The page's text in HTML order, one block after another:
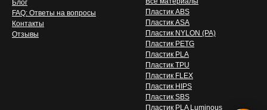
Блог
FAQ: Ответы на вопросы
Контакты
Отзывы
Пластик ABS
Пластик ASA
Пластик NYLON (PA)
Пластик PETG
Пластик PLA
Пластик TPU
Пластик FLEX
Пластик HIPS
Пластик SBS
Пластик PLA Luminous